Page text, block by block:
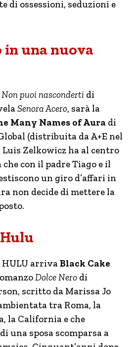
di ossessioni, seduzioni e
in una nuova
Non puoi nasconderti di
Senora Acero, sarà la
Many Names of Aura di
(distribuita da A+E nel
Luis Zelkowicz ha al centro
con il padre Tiago e il
un giro d’affari in
non decide di mettere la
HULU arrivaBlack Cake
Dolce Nero di
scritto da Marissa Jo
tra Roma, la
la California e che
una sposa scomparsa a